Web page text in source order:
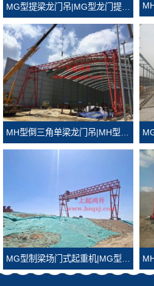
MH型倒三角单梁龙门吊|MH型倒三角龙门吊